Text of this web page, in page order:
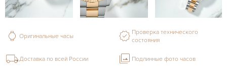
Оригинальные часы
Проверка технического
состояния
Доставка по всей России Подлинные фото часов